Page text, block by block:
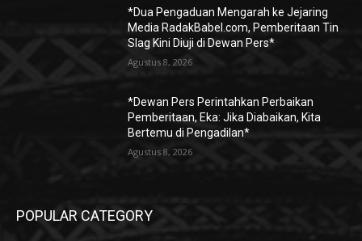
*Dua Pengaduan Mengarah ke Jejaring
Media RadakBabel.com, Pemberitaan Tin
Slag Kini Diuji di Dewan Pers*
Agustus 8, 2026
*Dewan Pers Perintahkan Perbaikan
Pemberitaan, Eka: Jika Diabaikan, Kita
Bertemu di Pengadilan*
Agustus 8, 2026
POPULAR CATEGORY